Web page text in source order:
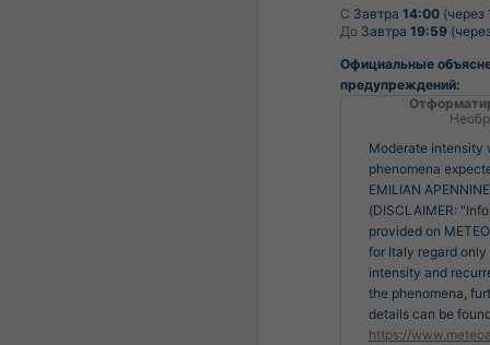
С Завтра 14:00 (через
До Завтра 19:59
Официальные
предупреждений:
Moderate intensity
phenomena
EMILIAN
(DISCLAIMER:
provided on
for Italy regard only
intensity and
the phenomena,
details can be
https://